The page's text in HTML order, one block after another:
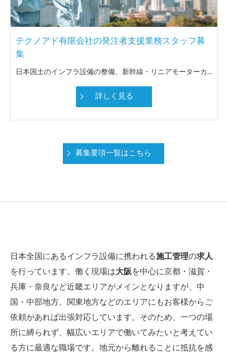
テクノアド有限会社の発注者支援業務スタッフ募
集
日本国土のインフラ設備の整備、新幹線・リニアモーターカーの軌道整備や、近年頻発している自然災害による被災地復旧等、専門技術者の需要が増加しています。これまで民間で培った設計・現場施工の技術を活かせる官公庁を主体とした業務 (積算補助、説明資料作成等) です。 募集人員に制限はありません。また、近畿を主体としていますが、全国及び海外勤務も可能です。
詳しく見る
募集要項一覧はこちら
日本全国にあるインフラ設備に携われる施工管理の求人
を行っています。働く現場は大阪を中心に京都・滋賀・
兵庫・奈良など近畿エリアがメインとなりますが、中
国・中部地方、関東地方などのエリアにもお客様からご
依頼があれば出張対応しています。そのため、一つの場
所に縛られず、幅広いエリアで働いてみたいと考えてい
る方に最適な職場です。地元から離れることに抵抗を感